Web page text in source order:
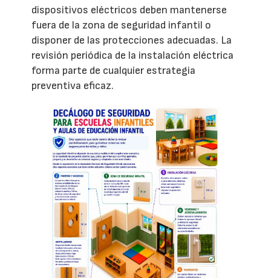
dispositivos eléctricos deben mantenerse
fuera de la zona de seguridad infantil o
disponer de las protecciones adecuadas. La
revisión periódica de la instalación eléctrica
forma parte de cualquier estrategia
preventiva eficaz.